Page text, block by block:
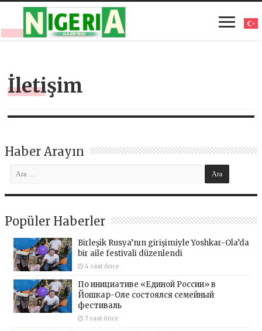
İletişim
Haber Arayın
Popüler Haberler
Birleşik Rusya’nın girişimiyle Yoshkar-Ola’da
bir aile festivali düzenlendi
4 saat önce
По инициативе «Единой России» в
Йошкар-Оле состоялся семейный
фестиваль
7 saat önce